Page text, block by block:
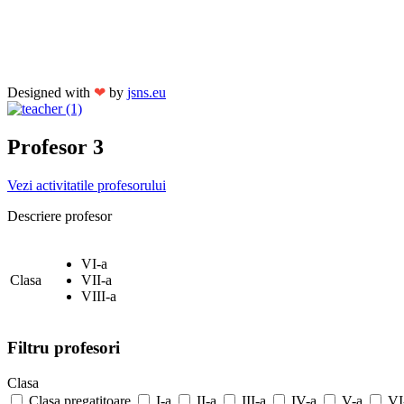
Designed with ❤ by jsns.eu
Profesor 3
Vezi activitatile profesorului
Descriere profesor
Clasa
VI-a
VII-a
VIII-a
Filtru profesori
Clasa
Clasa pregatitoare
I-a II-a III-a IV-a V-a